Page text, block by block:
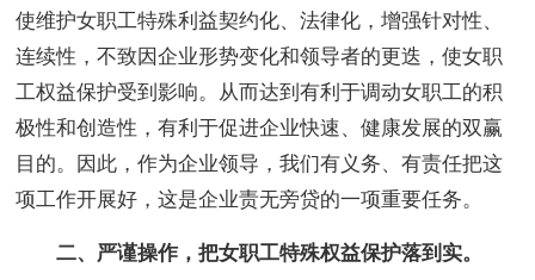
使维护女职工特殊利益契约化、法律化，增强针对性、
连续性，不致因企业形势变化和领导者的更迭，使女职
工权益保护受到影响。从而达到有利于调动女职工的积
极性和创造性，有利于促进企业快速、健康发展的双赢
目的。因此，作为企业领导，我们有义务、有责任把这
项工作开展好，这是企业责无旁贷的一项重要任务。
二、严谨操作，把女职工特殊权益保护落到实。